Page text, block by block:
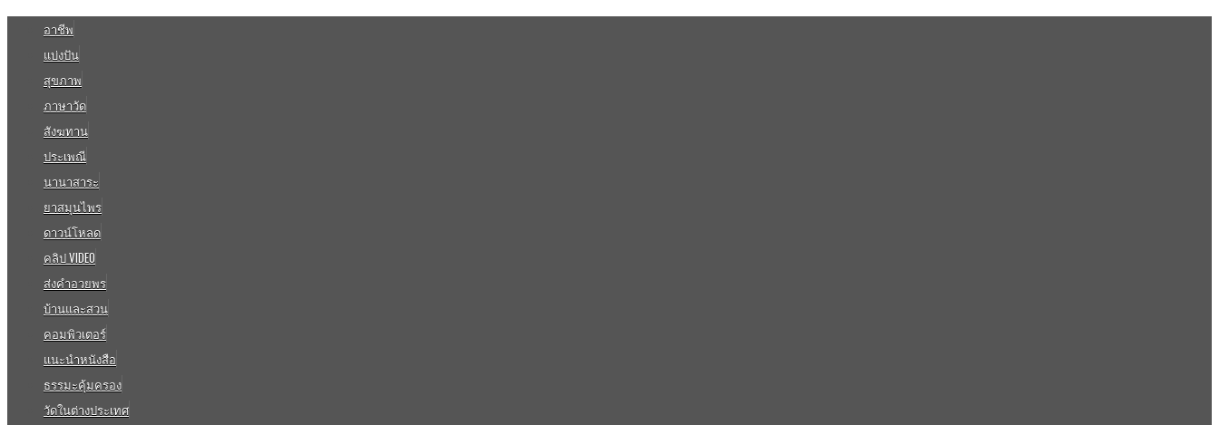
อาชีพ
แบ่งปัน
สุขภาพ
ภาษาวัด
สังฆทาน
ประเพณี
นานาสาระ
ยาสมุนไพร
ดาวน์โหลด
คลิป VIDEO
ส่งคำอวยพร
บ้านและสวน
คอมพิวเตอร์
แนะนำหนังสือ
ธรรมะคุ้มครอง
วัดในต่างประเทศ